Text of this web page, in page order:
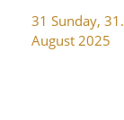
31 Sunday, 31.
August 2025